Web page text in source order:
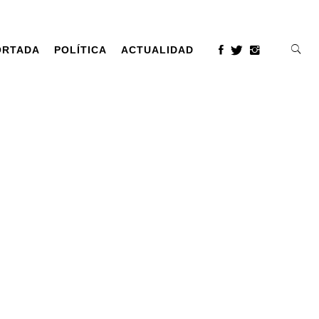
POLÍTICA ACTUALIDAD